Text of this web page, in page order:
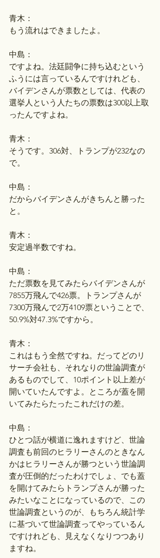
青木：
もう流れはできましたよ。
中島：
ですよね。法廷闘争に持ち込むという
ふうには言っているんですけれども、
バイデンさんが票数としては、代表の
選挙人という人たちの票数は300以上取
ったんですよね。
青木：
そうです。306対、トランプが232なの
で。
中島：
だからバイデンさんがきちんと勝った
と。
青木：
安定過半数ですね。
中島：
ただ票数を見てみたらバイデンさんが
7855万飛んで426票。トランプさんが
7300万飛んで2万4109票ということで、
50.9%対47.3%ですから。
青木：
これはもう全然ですね。だってどのリ
サーチ会社も、それなりの世論調査が
あるものでして、10ポイント以上差が
開いていたんですよ。ところが蓋を開
いてみたらたったこれだけの差。
中島：
ひとつ話が横道に逸れますけど、世論
調査も前回のヒラリーさんのときなん
かはヒラリーさんが勝つという世論調
査が圧倒的だったわけでしょ、でも蓋
を開けてみたらトランプさんが勝った
みたいなことになっているので、この
世論調査というのが、もちろん統計学
に基づいて世論調査ってやっているん
ですけれども、見えなくなりつつあり
ますね。